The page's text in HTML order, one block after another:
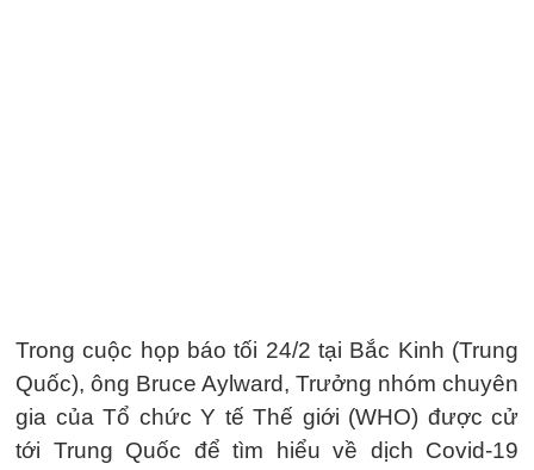
Trong cuộc họp báo tối 24/2 tại Bắc Kinh (Trung
Quốc), ông Bruce Aylward, Trưởng nhóm chuyên
gia của Tổ chức Y tế Thế giới (WHO) được cử
tới Trung Quốc để tìm hiểu về dịch Covid-19